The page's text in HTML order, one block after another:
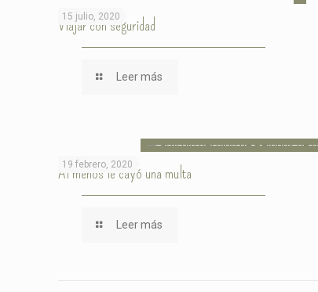
15 julio, 2020
Viajar con seguridad
Leer más
19 febrero, 2020
Al menos le cayó una multa
Leer más